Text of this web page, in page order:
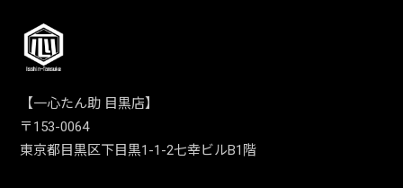
【一心たん助 目黒店】
〒153-0064
東京都目黒区下目黒1-1-2七幸ビルB1階